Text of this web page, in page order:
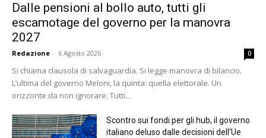
Dalle pensioni al bollo auto, tutti gli
escamotage del governo per la manovra
2027
Redazione - 6 Agosto 2026 0
Si chiama clausola di salvaguardia. Si legge manovra di bilancio.
L’ultima del governo Meloni, la quinta: quella elettorale. Un
orizzonte da non ignorare. Tutti...
Scontro sui fondi per gli hub, il governo
italiano deluso dalle decisioni dell’Ue